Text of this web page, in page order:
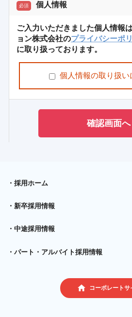
必須 個人情報
ご入力いただきました個人情報
ョン株式会社のプライバシーポ
に取り扱っております。
個人情報の取り扱い
採用ホーム
新卒採用情報
中途採用情報
パート・アルバイト採用情報
コーポレートサ